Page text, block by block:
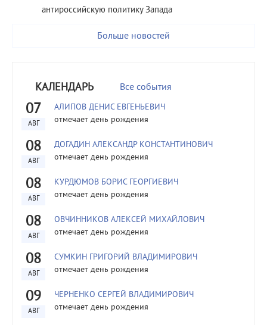
антироссийскую политику Запада
Больше новостей
КАЛЕНДАРЬ Все события
07
АВГ
АЛИПОВ ДЕНИС ЕВГЕНЬЕВИЧ
отмечает день рождения
08
АВГ
ДОГАДИН АЛЕКСАНДР КОНСТАНТИНОВИЧ
отмечает день рождения
08
АВГ
КУРДЮМОВ БОРИС ГЕОРГИЕВИЧ
отмечает день рождения
08
АВГ
ОВЧИННИКОВ АЛЕКСЕЙ МИХАЙЛОВИЧ
отмечает день рождения
08
АВГ
СУМКИН ГРИГОРИЙ ВЛАДИМИРОВИЧ
отмечает день рождения
09
АВГ
ЧЕРНЕНКО СЕРГЕЙ ВЛАДИМИРОВИЧ
отмечает день рождения